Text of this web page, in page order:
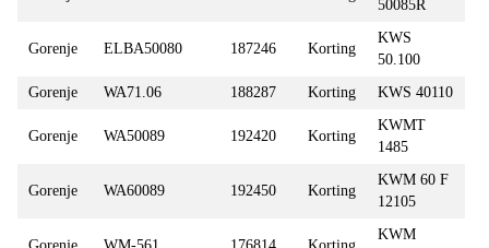
50085R
Gorenje ELBA50080 187246 Korting
KWS
50.100
Gorenje
WA71.06 188287 Korting KWS 40110
Gorenje WA50089 192420 Korting
KWMT
1485
Gorenje WA60089 192450 Korting
KWM 60 F
12105
KWM